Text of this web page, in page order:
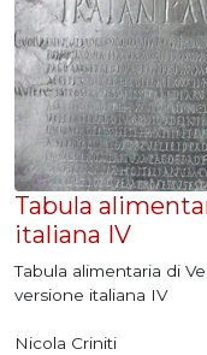
Tabula
italiana IV
Tabula alimentaria di
versione italiana IV
Nicola Criniti